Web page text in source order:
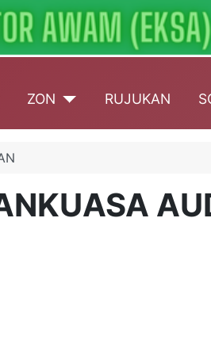
ZON RUJUKAN